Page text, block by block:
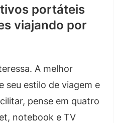
portáteis
viajando por
A melhor
seu estilo de viagem e
pense em quatro
notebook e TV